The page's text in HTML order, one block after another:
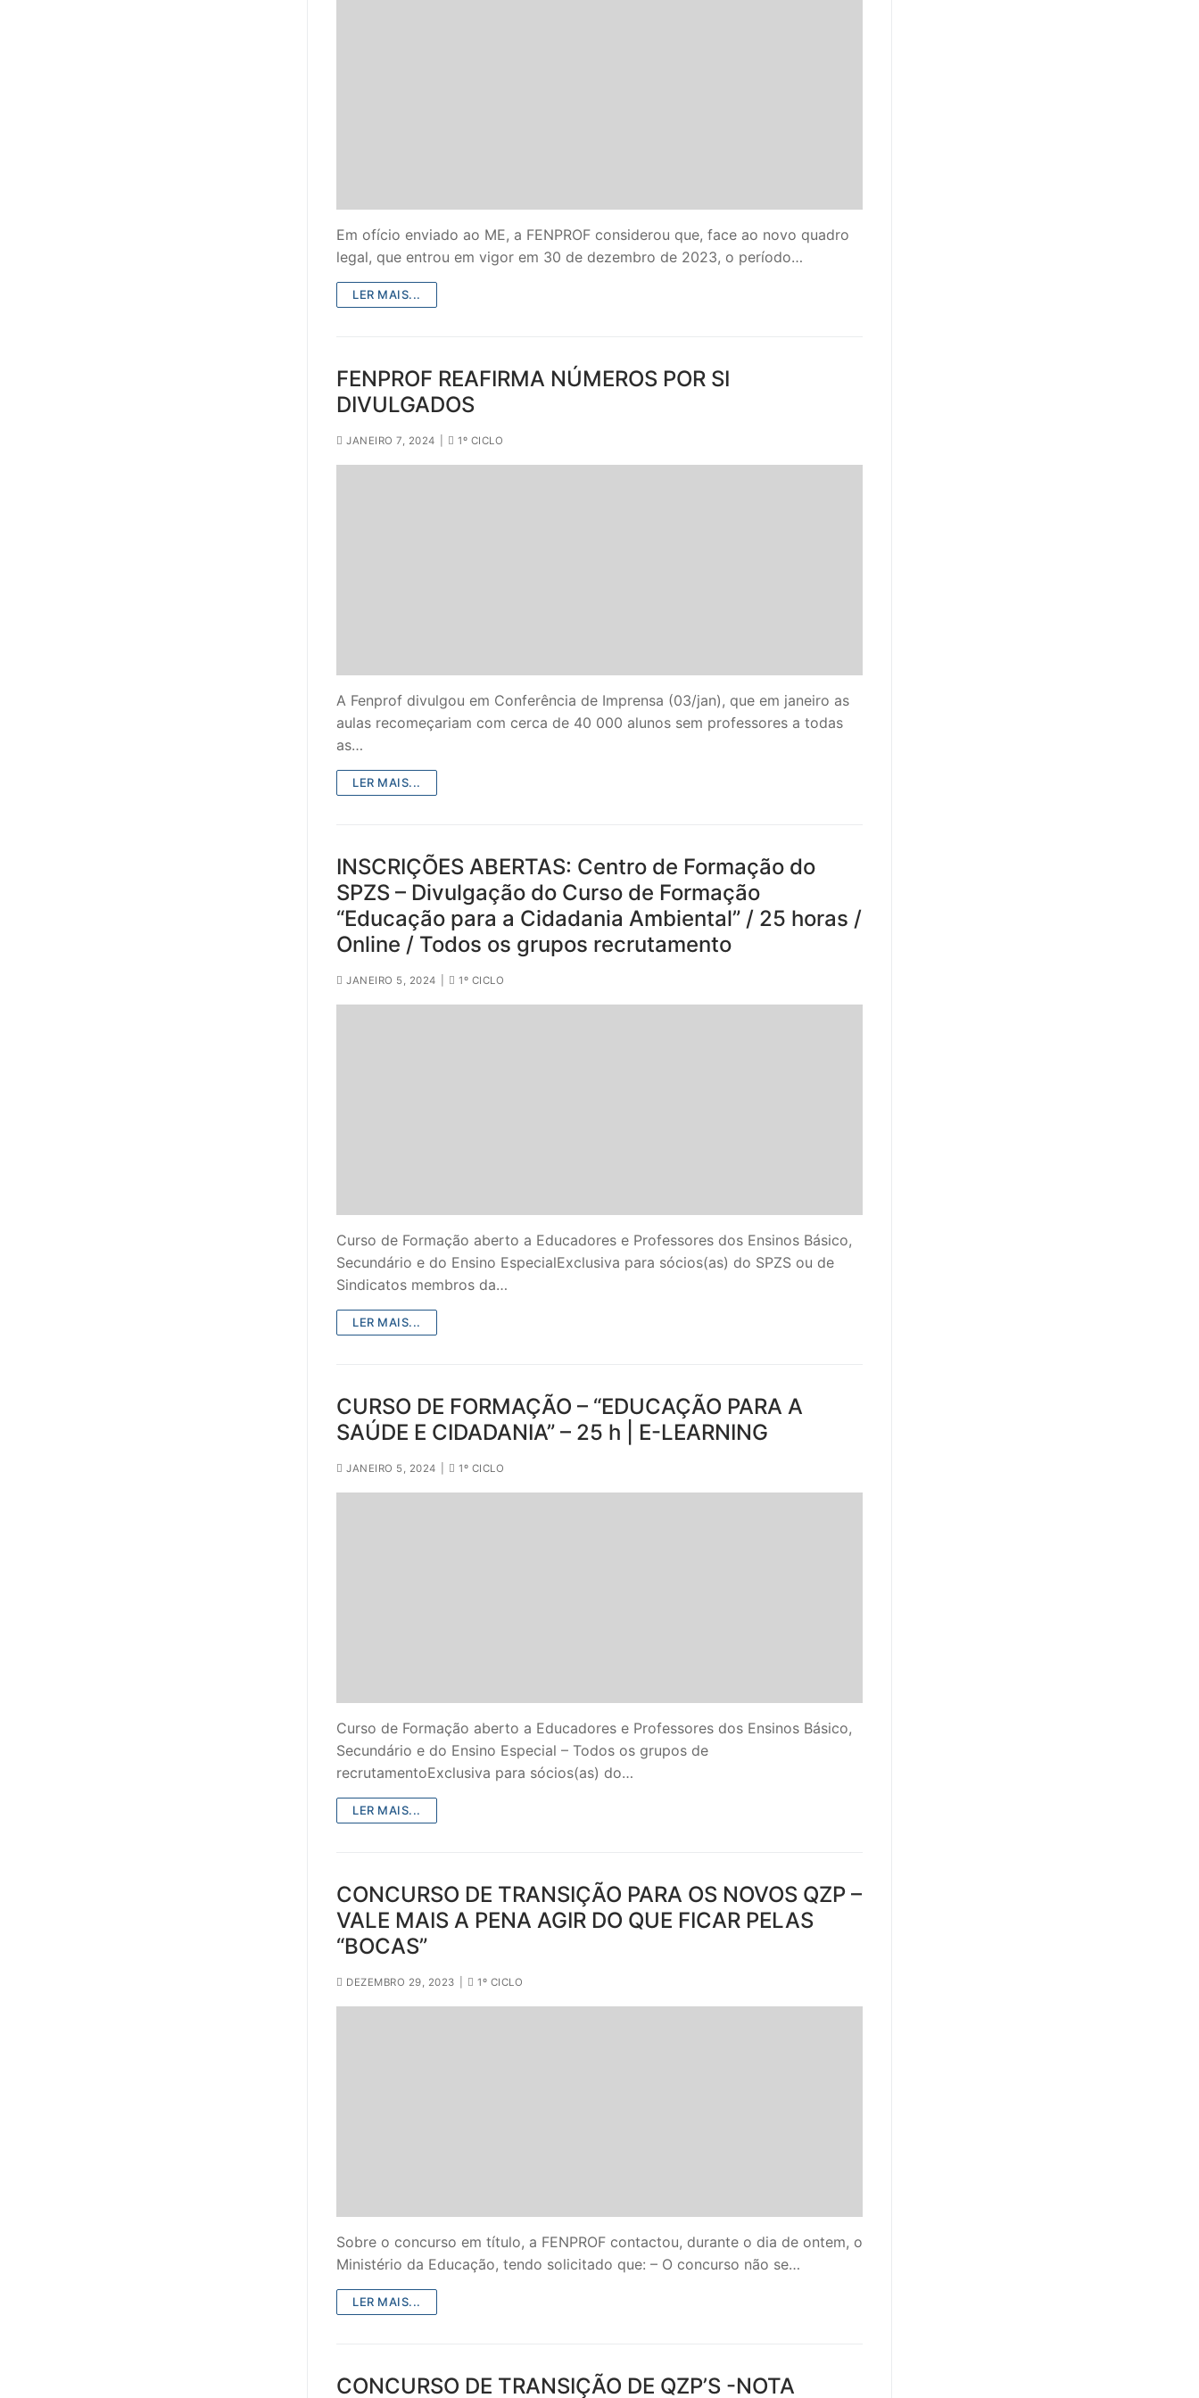
ContactosEm ofício enviado ao ME, a FENPROF considerou que, face ao novo quadro
legal, que entrou em vigor em 30 de dezembro de 2023, o período…
LER MAIS...
FENPROF REAFIRMA NÚMEROS POR SI
DIVULGADOS
JANEIRO 7, 2024 1º CICLO
A Fenprof divulgou em Conferência de Imprensa (03/jan), que em janeiro as
aulas recomeçariam com cerca de 40 000 alunos sem professores a todas
as…
LER MAIS...
INSCRIÇÕES ABERTAS: Centro de Formação do
SPZS – Divulgação do Curso de Formação
“Educação para a Cidadania Ambiental” / 25 horas /
Online / Todos os grupos recrutamento
JANEIRO 5, 2024 1º CICLO
Curso de Formação aberto a Educadores e Professores dos Ensinos Básico,
Secundário e do Ensino EspecialExclusiva para sócios(as) do SPZS ou de
Sindicatos membros da…
LER MAIS...
CURSO DE FORMAÇÃO – “EDUCAÇÃO PARA A
SAÚDE E CIDADANIA” – 25 h | E-LEARNING
JANEIRO 5, 2024 1º CICLO
Curso de Formação aberto a Educadores e Professores dos Ensinos Básico,
Secundário e do Ensino Especial – Todos os grupos de
recrutamentoExclusiva para sócios(as) do…
LER MAIS...
CONCURSO DE TRANSIÇÃO PARA OS NOVOS QZP –
VALE MAIS A PENA AGIR DO QUE FICAR PELAS
“BOCAS”
DEZEMBRO 29, 2023 1º CICLO
Sobre o concurso em título, a FENPROF contactou, durante o dia de ontem, o
Ministério da Educação, tendo solicitado que: – O concurso não se…
LER MAIS...
CONCURSO DE TRANSIÇÃO DE QZP’S -NOTA